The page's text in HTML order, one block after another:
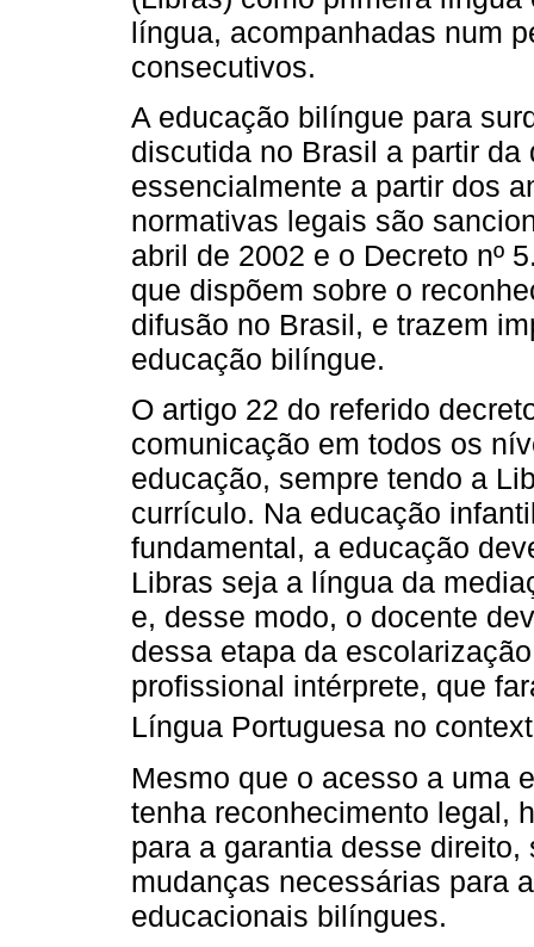
língua, acompanhadas num
consecutivos.
A educação bilíngue para
discutida no Brasil a partir
essencialmente a partir dos
normativas legais são
abril de 2002 e o Decreto nº
que dispõem sobre o
difusão no Brasil, e trazem
educação bilíngue.
O artigo 22 do referido
comunicação em todos os
educação, sempre tendo a
currículo. Na educação
fundamental, a educação
Libras seja a língua da
e, desse modo, o docente
dessa etapa da
profissional intérprete, que
Língua Portuguesa no
Mesmo que o acesso a uma
tenha reconhecimento legal,
para a garantia desse
mudanças necessárias para
educacionais bilíngues.